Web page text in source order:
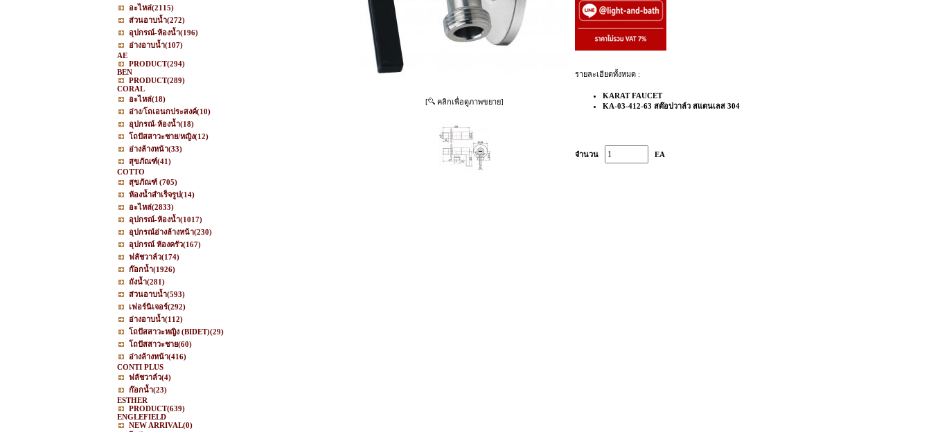
อะไหล่(2115)
ส่วนอาบน้ำ(272)
อุปกรณ์-ห้องน้ำ(196)
อ่างอาบน้ำ(107)
AE
PRODUCT(294)
BEN
PRODUCT(289)
CORAL
อะไหล่(18)
อ่าง/โถเอนกประสงค์(10)
อุปกรณ์-ห้องน้ำ(18)
โถปัสสาวะชาย/หญิง(12)
อ่างล้างหน้า(33)
สุขภัณฑ์(41)
COTTO
สุขภัณฑ์ (705)
ห้องน้ำสำเร็จรูป(14)
อะไหล่(2833)
อุปกรณ์-ห้องน้ำ(1017)
อุปกรณ์อ่างล้างหน้า(230)
อุปกรณ์ ห้องครัว(167)
ฟลัชวาล์ว(174)
ก๊อกน้ำ(1926)
ถังน้ำ(281)
ส่วนอาบน้ำ(593)
เฟอร์นิเจอร์(292)
อ่างอาบน้ำ(112)
โถปัสสาวะหญิง (BIDET)(29)
โถปัสสาวะชาย(60)
อ่างล้างหน้า(416)
CONTI PLUS
ฟลัชวาล์ว(4)
ก๊อกน้ำ(23)
ESTHER
PRODUCT(639)
ENGLEFIELD
NEW ARRIVAL(0)
[ คลิกเพื่อดูภาพขยาย]
รายละเอียดทั้งหมด :
KARAT FAUCET
KA-03-412-63 สต๊อปวาล์ว สแตนเลส 304
จำนวน EA